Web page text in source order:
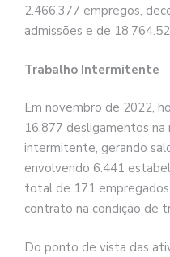
2.466.377 empregos,
admissões e de
Trabalho Intermitente
Em novembro de 2022,
16.877 desligamentos
intermitente, gerando
envolvendo 6.441
total de 171
contrato na condição de
Do ponto de vista das